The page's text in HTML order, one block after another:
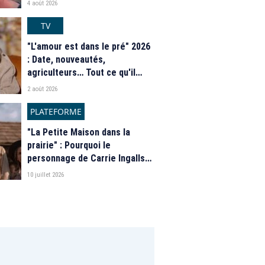
4 août 2026
TV
"L'amour est dans le pré" 2026
: Date, nouveautés,
agriculteurs… Tout ce qu'il
faut savoir sur la saison 21 du
2 août 2026
PLATEFORME
"La Petite Maison dans la
prairie" : Pourquoi le
personnage de Carrie Ingalls
est absente de la nouvelle
10 juillet 2026